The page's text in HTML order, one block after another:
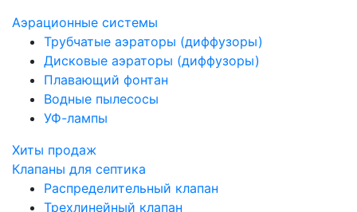
Аэрационные системы
Трубчатые аэраторы (диффузоры)
Дисковые аэраторы (диффузоры)
Плавающий фонтан
Водные пылесосы
УФ-лампы
Хиты продаж
Клапаны для септика
Распределительный клапан
Трехлинейный клапан